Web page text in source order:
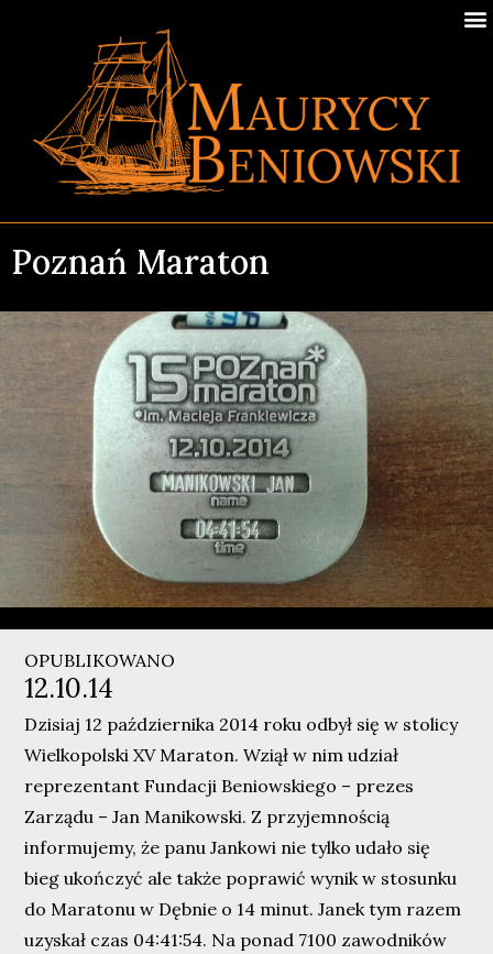
Poznań Maraton
OPUBLIKOWANO
12.10.14
Dzisiaj 12 października 2014 roku odbył się w stolicy
Wielkopolski XV Maraton. Wziął w nim udział
reprezentant Fundacji Beniowskiego – prezes
Zarządu –Jan Manikowski. Z przyjemnością
informujemy, że panu Jankowi nie tylko udało się
bieg ukończyć ale także poprawić wynik w stosunku
do Maratonu w Dębnie o 14 minut. Janek tym razem
uzyskał czas 04:41:54. Na ponad 7100 zawodników